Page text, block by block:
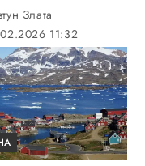
Злата
11:32